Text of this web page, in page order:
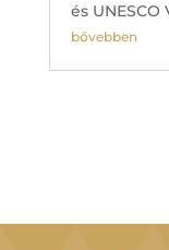
és
bővebben